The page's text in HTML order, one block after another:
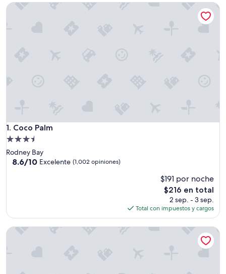
1. Coco Palm
Coco Palm
Propiedad
de
3.5
Rodney Bay
8.6
8.6/10 Excelente (1,002 opiniones)
$191 por noche
El
precio
actual
es
de
$216 en total
2 sep. - 3 sep.
Total con impuestos y cargos
Coco Palm
Bay Gardens Hotel